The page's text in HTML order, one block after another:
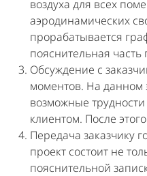
воздуха для всех
аэродинамических
прорабатывается
пояснительная часть
Обсуждение с
моментов. На данном
возможные
клиентом. После
Передача заказчику
проект состоит не
пояснительной